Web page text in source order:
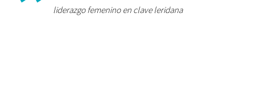
liderazgo femenino en clave leridana